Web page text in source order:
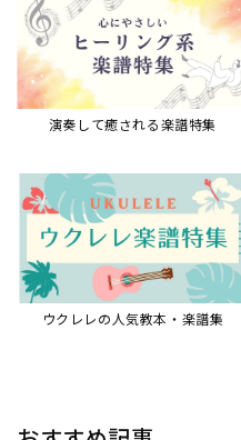
おすすめ記事
【第21回公開】なぜ人々は祭りを
必要とするのか？祭りの今を見つ
める現地ルポ